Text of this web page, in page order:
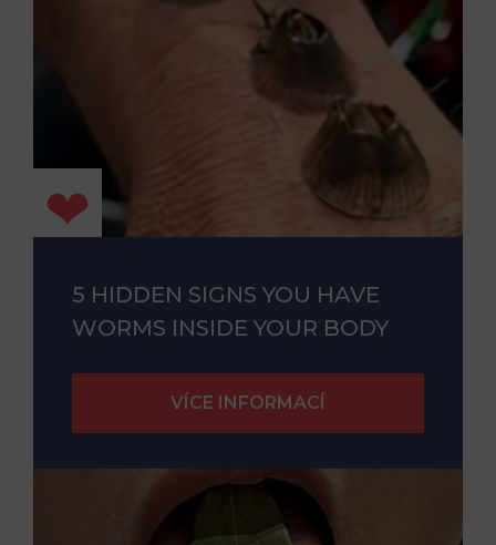
5 HIDDEN SIGNS YOU HAVE
WORMS INSIDE YOUR BODY